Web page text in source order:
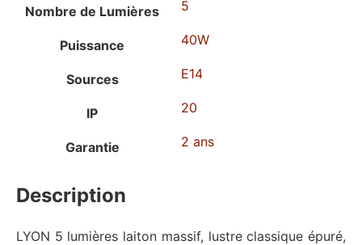
Nombre de Lumières 5
Puissance 40W
Sources E14
IP 20
Garantie 2 ans
Description
LYON 5 lumières laiton massif, lustre classique épuré,